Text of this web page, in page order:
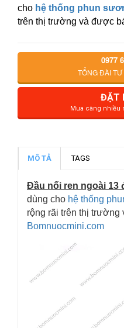
cho hệ thống phun
trên thị trường và được
0977
TỔNG ĐÀI
ĐẶT
Mua càng nhiều
MÔ TẢ TAGS
Đầu nối ren ngoài 13
dùng cho hệ thống
rộng rãi trên thị trường
Bomnuocmini.com